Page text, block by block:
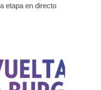
etapa en directo